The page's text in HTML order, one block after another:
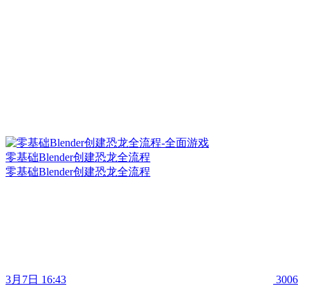
零基础Blender创建恐龙全流程
零基础Blender创建恐龙全流程
3月7日 16:43 3006